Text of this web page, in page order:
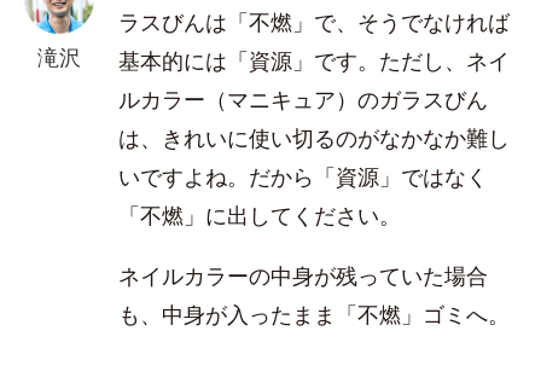
滝沢
ラスびんは「不燃」で、そうでなければ
基本的には「資源」です。ただし、ネイ
ルカラー（マニキュア）のガラスびん
は、きれいに使い切るのがなかなか難し
いですよね。だから「資源」ではなく
「不燃」に出してください。
ネイルカラーの中身が残っていた場合
も、中身が入ったまま「不燃」ゴミへ。